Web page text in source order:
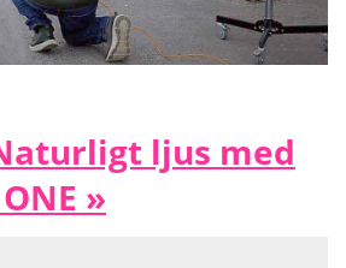
ljus med
»